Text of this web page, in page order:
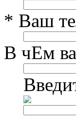
* Ваш
В чЕм